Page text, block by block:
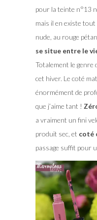
pour la teinte n°13
mais il en existe
nude, au rouge
se situe entre le
Totalement le genre
cet hiver. Le coté
énormément de
que j’aime tant !
a vraiment un fini
produit sec, et coté
passage suffit pour